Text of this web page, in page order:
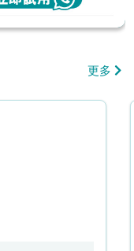
更多